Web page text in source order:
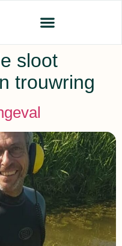
sloot
trouwring